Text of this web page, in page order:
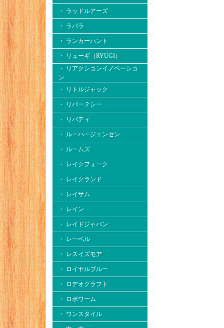
・ ラッドルアーズ
・ ラパラ
・ ランカーハント
・ リューギ（RYUGI）
・ リアクションイノベーショ
ン
・ リトルジャック
・ リバー２シー
・ リバティ
・ ルーハージェンセン
・ ルームズ
・ レイクフォーク
・ レイクランド
・ レイサム
・ レイン
・ レイドジャパン
・ レーベル
・ レスイズモア
・ ロイヤルブルー
・ ロデオクラフト
・ ロボワーム
・ ワンスタイル